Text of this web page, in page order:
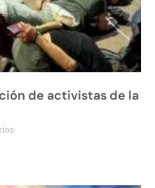
de activistas de la